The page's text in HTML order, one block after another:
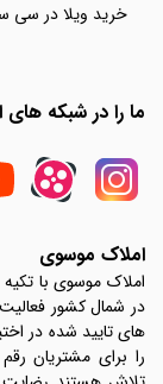
خرید ویلا در سی
ما را در شبکه های
املاک موسوی
املاک موسوی با
در شمال کشور
های تایید شده در
را برای مشتریان